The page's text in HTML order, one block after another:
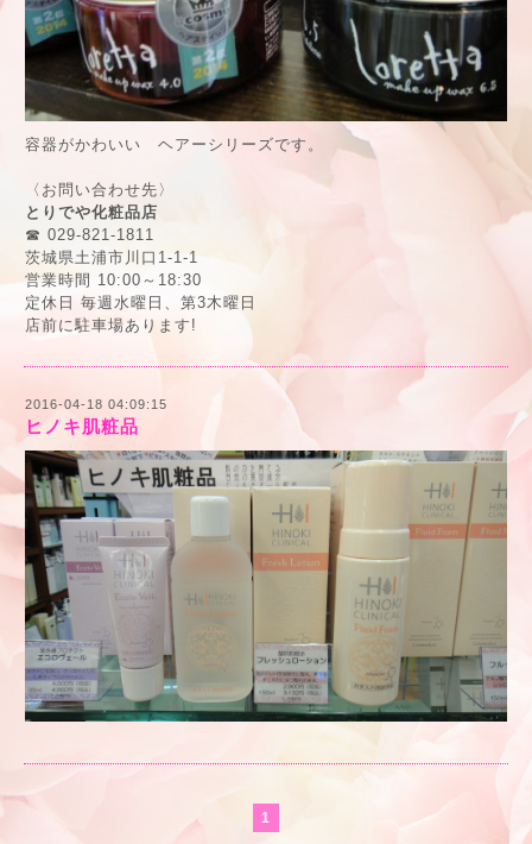
容器がかわいい ヘアーシリーズです。
〈お問い合わせ先〉
とりでや化粧品店
☎ 029-821-1811
茨城県土浦市川口1-1-1
営業時間 10:00～18:30
定休日 毎週水曜日、第3木曜日
店前に駐車場あります!
2016-04-18 04:09:15
ヒノキ肌粧品
1